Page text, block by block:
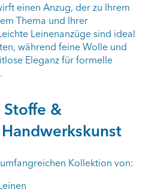
einen Anzug, der zu Ihrem
Thema und Ihrer
Leinenanzüge sind ideal
während feine Wolle und
Eleganz für formelle
&
Kollektion von: